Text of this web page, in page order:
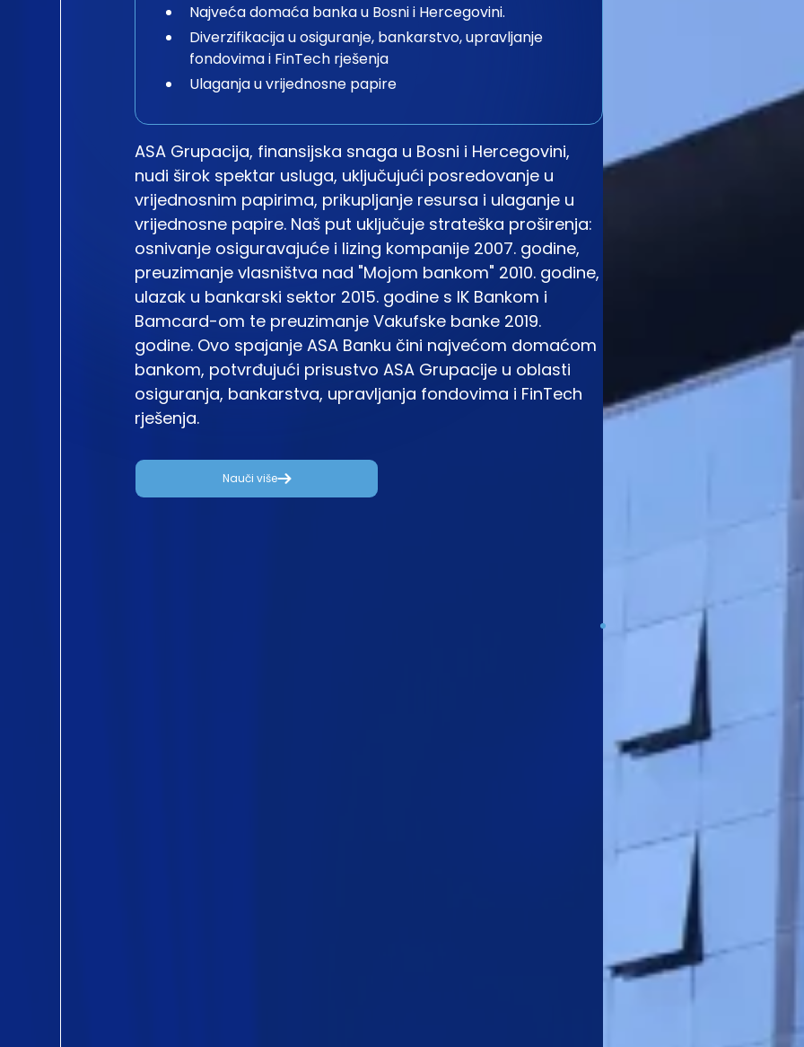
Najveća domaća banka u Bosni i Hercegovini.
Diverzifikacija u osiguranje, bankarstvo, upravljanje
fondovima i FinTech rješenja
Ulaganja u vrijednosne papire
ASA Grupacija, finansijska snaga u Bosni i Hercegovini,
nudi širok spektar usluga, uključujući posredovanje u
vrijednosnim papirima, prikupljanje resursa i ulaganje u
vrijednosne papire. Naš put uključuje strateška proširenja:
osnivanje osiguravajuće i lizing kompanije 2007. godine,
preuzimanje vlasništva nad "Mojom bankom" 2010. godine,
ulazak u bankarski sektor 2015. godine s IK Bankom i
Bamcard-om te preuzimanje Vakufske banke 2019.
godine. Ovo spajanje ASA Banku čini najvećom domaćom
bankom, potvrđujući prisustvo ASA Grupacije u oblasti
osiguranja, bankarstva, upravljanja fondovima i FinTech
rješenja.
Nauči više